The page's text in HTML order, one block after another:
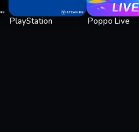
PlayStation Poppo Live